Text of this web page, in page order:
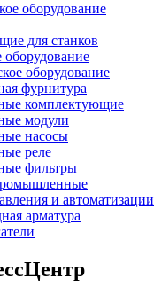
оборудование
для станков
оборудование
фурнитура
комплектующие
модули
насосы
реле
фильтры
и автоматизации
арматура